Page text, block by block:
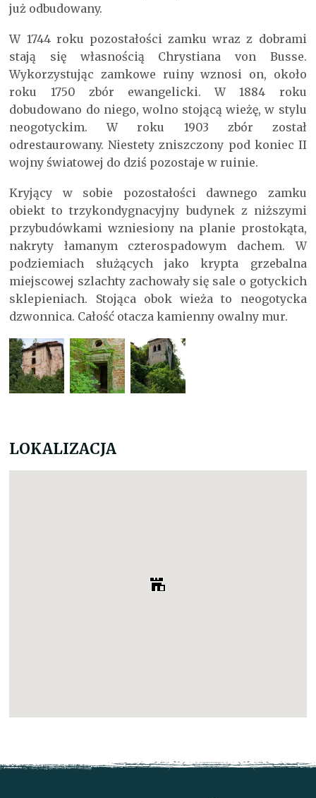
już odbudowany.
W 1744 roku pozostałości zamku wraz z dobrami
stają się własnością Chrystiana von Busse.
Wykorzystując zamkowe ruiny wznosi on, około
roku 1750 zbór ewangelicki. W 1884 roku
dobudowano do niego, wolno stojącą wieżę, w stylu
neogotyckim. W roku 1903 zbór został
odrestaurowany. Niestety zniszczony pod koniec II
wojny światowej do dziś pozostaje w ruinie.
Kryjący w sobie pozostałości dawnego zamku
obiekt to trzykondygnacyjny budynek z niższymi
przybudówkami wzniesiony na planie prostokąta,
nakryty łamanym czterospadowym dachem. W
podziemiach służących jako krypta grzebalna
miejscowej szlachty zachowały się sale o gotyckich
sklepieniach. Stojąca obok wieża to neogotycka
dzwonnica. Całość otacza kamienny owalny mur.
LOKALIZACJA